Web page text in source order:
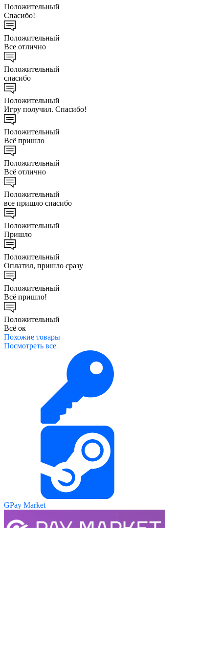
Положительный
Спасибо!
Положительный
Все отлично
Положительный
спасибо
Положительный
Игру получил. Спасибо!
Положительный
Всё пришло
Положительный
Всё отлично
Положительный
все пришло спасибо
Положительный
Пришло
Положительный
Оплатил, пришло сразу
Положительный
Всё пришло!
Положительный
Всё ок
Похожие товары
Посмотреть все
GPay Market